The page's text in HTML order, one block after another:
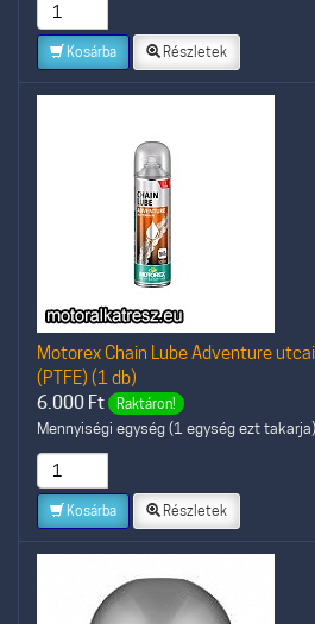
Kosárba Részletek
Motorex Chain Lube Adventure
(PTFE) (1 db)
6.000 Ft Raktáron!
Mennyiségi egység (1 egység ezt
Kosárba Részletek